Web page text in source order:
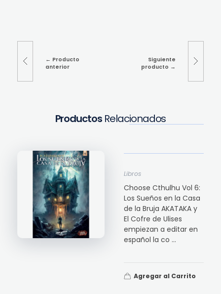
Producto
anterior
Siguiente
producto
Productos Relacionados
Libros
Choose Cthulhu Vol 6:
Los Sueños en la Casa
de la Bruja AKATAKA y
El Cofre de Ulises
empiezan a editar en
español la co ...
Agregar al Carrito